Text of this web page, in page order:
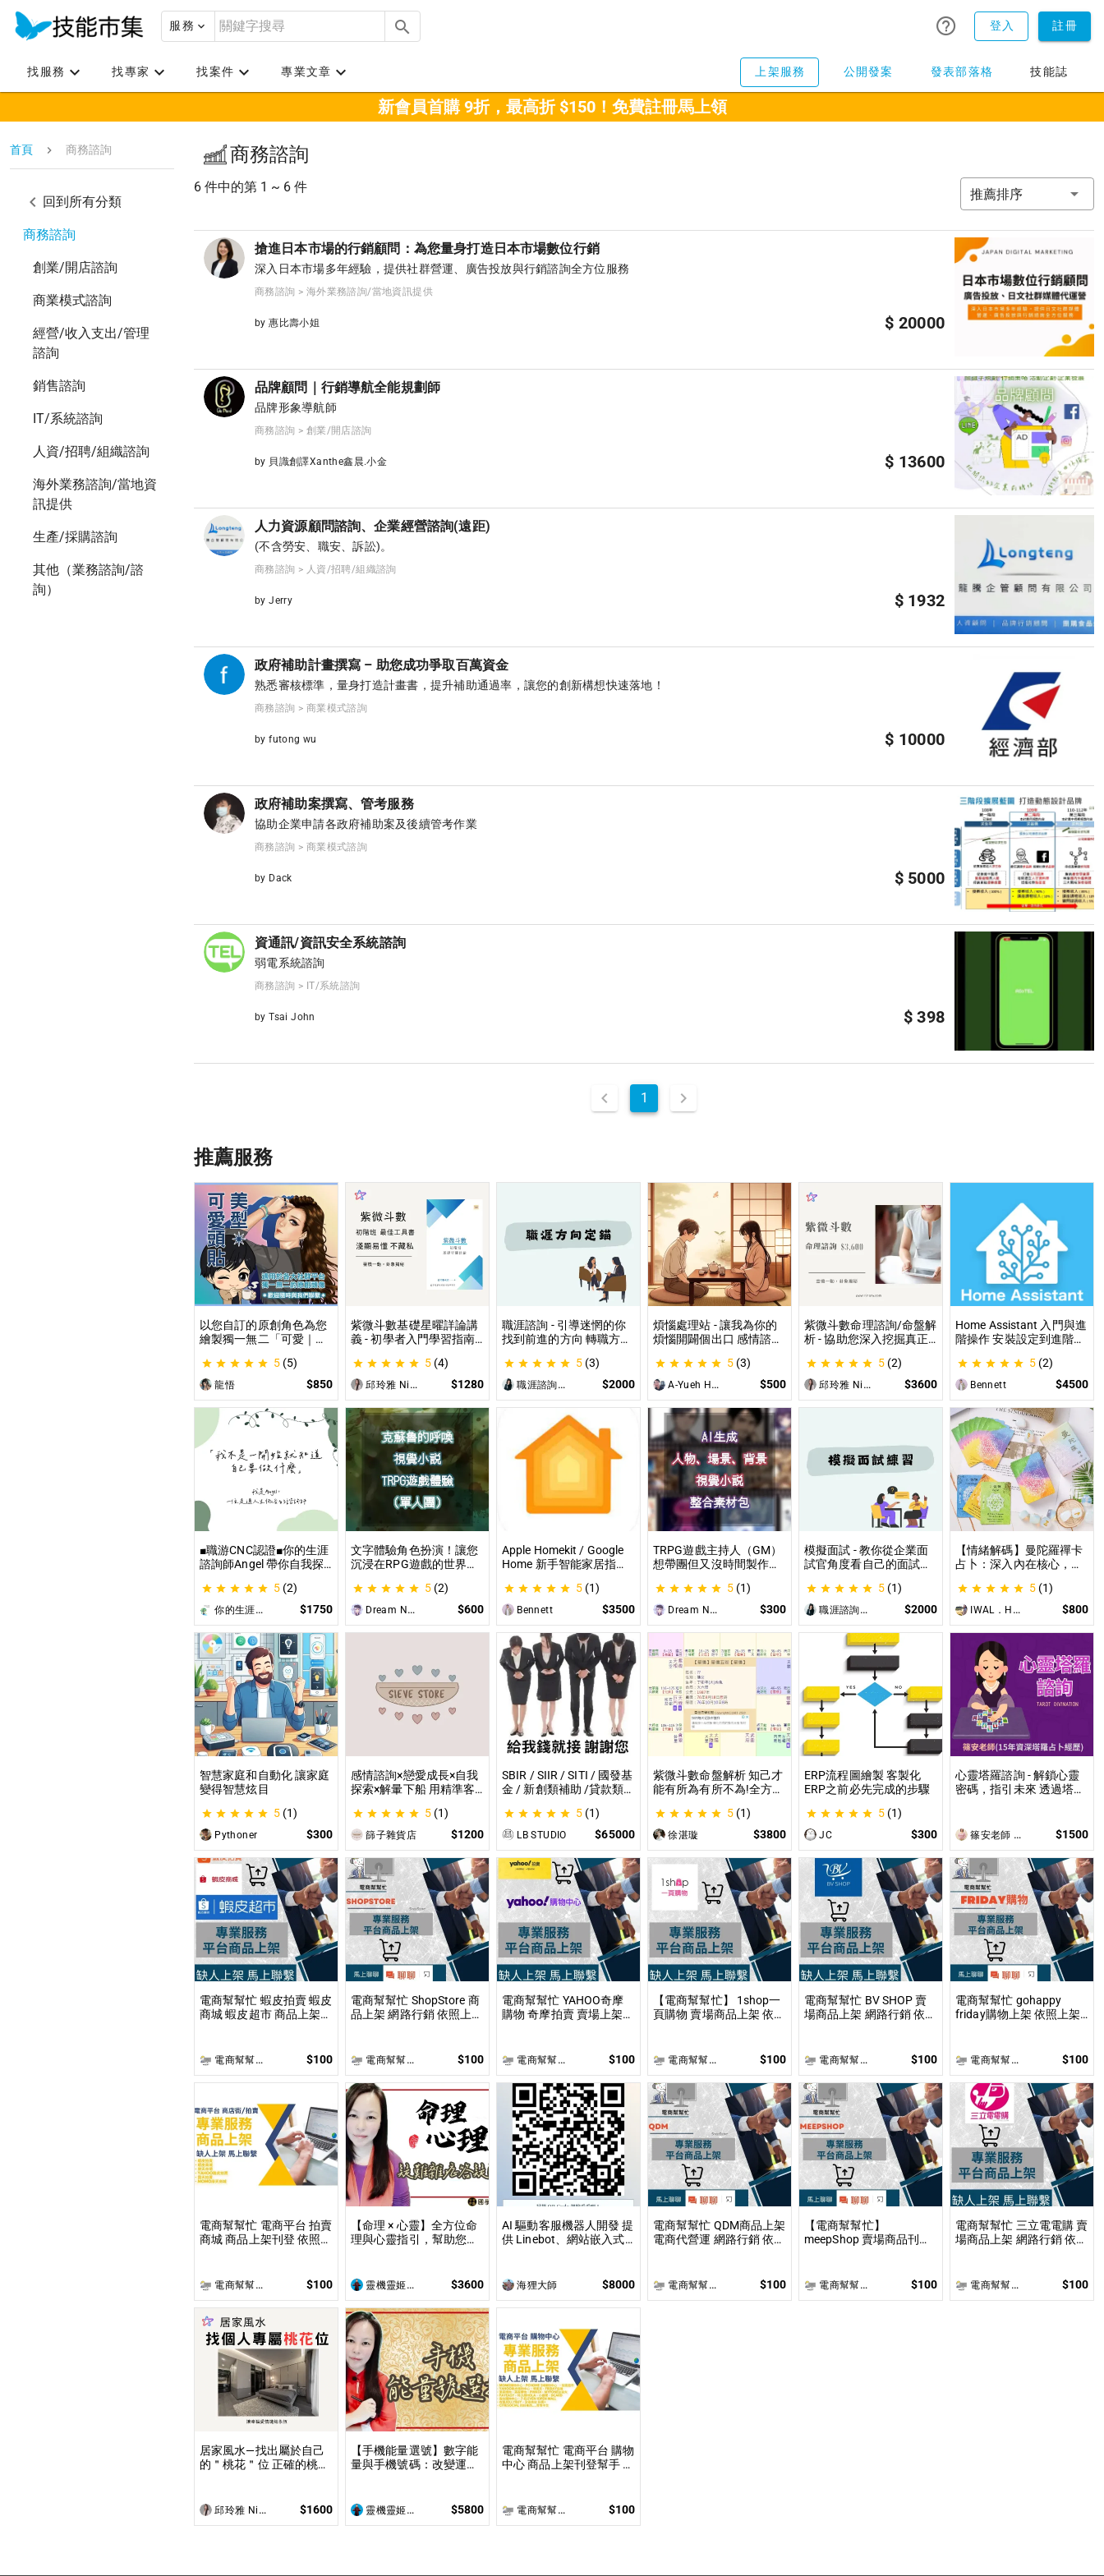
服務 登入 註冊
找服務 找專家 找案件 專業文章 上架服務 公開發案 發表部落格 技能誌
新會員首購 9折，最高折 $150！免費註冊馬上領
首頁 商務諮詢
回到所有分類
商務諮詢
創業/開店諮詢
商業模式諮詢
經營/收入支出/管理
諮詢
銷售諮詢
IT/系統諮詢
人資/招聘/組織諮詢
海外業務諮詢/當地資
訊提供
生產/採購諮詢
其他（業務諮詢/諮
詢）
商務諮詢
6 件中的第 1 ~ 6 件 推薦排序
搶進日本市場的行銷顧問：為您量身打造日本市場數位行銷
深入日本市場多年經驗，提供社群營運、廣告投放與行銷諮詢全方位服務
商務諮詢 > 海外業務諮詢/當地資訊提供
by 惠比壽小姐 $ 20000
品牌顧問｜行銷導航全能規劃師
品牌形象導航師
商務諮詢 > 創業/開店諮詢
by 貝識創譯Xanthe鑫晨.小金 $ 13600
人力資源顧問諮詢、企業經營諮詢(遠距)
(不含勞安、職安、訴訟)。
商務諮詢 > 人資/招聘/組織諮詢
by Jerry $ 1932
政府補助計畫撰寫 – 助您成功爭取百萬資金
熟悉審核標準，量身打造計畫書，提升補助通過率，讓您的創新構想快速落地！
商務諮詢 > 商業模式諮詢
by futong wu $ 10000
政府補助案撰寫、管考服務
協助企業申請各政府補助案及後續管考作業
商務諮詢 > 商業模式諮詢
by Dack $ 5000
資通訊/資訊安全系統諮詢
弱電系統諮詢
商務諮詢 > IT/系統諮詢
by Tsai John $ 398
1
推薦服務
以您自訂的原創角色為您
繪製獨一無二「可愛｜美
業繪師將繪製1張可自行
指定「表情」和「動作」
的理想頭貼！
5 (5)
龍悟 $850
紫微斗數基礎星曜詳論講
義 - 初學者入門學習指南
道自己的命宮？初學者自
學最佳工具書，淺顯易懂
不藏私！
5 (4)
邱玲雅 Nina $1280
職涯諮詢 - 引導迷惘的你
找到前進的方向 轉職方向
職場問題、offer選擇評估
5 (3)
職涯諮詢師 阿紫 $2000
煩惱處理站 - 讓我為你的
煩惱開闢個出口 感情諮
惱、內心的煩惱各方面都
可以談
5 (3)
A-Yueh Huang $500
紫微斗數命理諮詢/命盤解
析 - 協助您深入挖掘真正
讓我們的努力更有價值 活
出璀璨一生
5 (2)
邱玲雅 Nina $3600
Home Assistant 入門與進
階操作 安裝設定到進階自
答，打造專屬的智能家居
5 (2)
Bennett $4500
■職游CNC認證■你的生涯
諮詢師Angel 帶你自我探
索&職涯諮詢 | 🌳心理所碩
士 生涯諮詢師 Angel 為你
服務😊
5 (2)
你的生涯導航諮詢師Angel $1750
文字體驗角色扮演！讓您
沉浸在RPG遊戲的世界！
喚（單人團）！ 這是一個
為想體驗桌上型角色扮演
遊戲（TRPG）的玩家所
開設的體驗項目。
5 (2)
Dream Night Butterfly $600
Apple Homekit / Google
Home 新手智能家居指
從生態系選擇到設備挑
選，專家在線解答，輕鬆
打造理想的智慧生活
5 (1)
Bennett $3500
TRPG遊戲主持人（GM）
想帶團但又沒時間製作素
理吧！ 這是為使用
CCFOLIA的TRPG主持人
（GM）們所開設的項
目，主要是為了讓主持人
能少準備一些東西。
5 (1)
Dream Night Butterfly $300
模擬面試 - 教你從企業面
試官角度看自己的面試表
學、目標職缺討論
5 (1)
職涯諮詢師 阿紫 $2000
【情緒解碼】曼陀羅禪卡
占卜：深入內在核心，為
只占卜，更解決問題｜曼
陀羅禪卡情緒解析，打破
人生卡關循環
5 (1)
IWAL．HANI $800
智慧家庭和自動化 讓家庭
變得智慧炫目
5 (1)
Pythoner $300
感情諮詢×戀愛成長×自我
探索×解暈下船 用精準客
｜給予最真實的建議
5 (1)
篩子雜貨店 $1200
SBIR / SIIR / SITI / 國發基
金 / 新創類補助 /貸款類
SIIR / SITI / 國發基金 / 新
創類補助 /貸款類計畫等
企劃書撰寫
5 (1)
LB STUDIO $65000
紫微斗數命盤解析 知己才
能有所為有所不為!全方位
5 (1)
徐湛璇 $3800
ERP流程圖繪製 客製化
ERP之前必先完成的步驟
5 (1)
JC $300
心靈塔羅諮詢 - 解鎖心靈
密碼，指引未來 透過塔羅
揭開人生的答案與無限可
能！
篠安老師 Angel Yang $1500
電商幫幫忙 蝦皮拍賣 蝦皮
商城 蝦皮超市 商品上架
電商幫幫忙(電商平台代營運/電商上架/運營策略/網路行銷) $100
電商幫幫忙 ShopStore 商
品上架 網路行銷 依照上架
電商幫幫忙(電商平台代營運/電商上架/運營策略/網路行銷) $100
電商幫幫忙 YAHOO奇摩
購物 奇摩拍賣 賣場上架
電商幫幫忙(電商平台代營運/電商上架/運營策略/網路行銷) $100
【電商幫幫忙】 1shop一
頁購物 賣場商品上架 依照
電商幫幫忙(電商平台代營運/電商上架/運營策略/網路行銷) $100
電商幫幫忙 BV SHOP 賣
場商品上架 網路行銷 依照
電商幫幫忙(電商平台代營運/電商上架/運營策略/網路行銷) $100
電商幫幫忙 gohappy
friday購物上架 依照上架
電商幫幫忙(電商平台代營運/電商上架/運營策略/網路行銷) $100
電商幫幫忙 電商平台 拍賣
商城 商品上架刊登 依照上
電商幫幫忙(電商平台代營運/電商上架/運營策略/網路行銷) $100
【命理 × 心靈】全方位命
理與心靈指引，幫助您達
限於命理解讀，還涉及心
理、靈性的整合
靈機靈姬傳統文化學院 $3600
AI 驅動客服機器人開發 提
供 Linebot、網站嵌入式
海狸大師 $8000
電商幫幫忙 QDM商品上架
電商代營運 網路行銷 依照
電商幫幫忙(電商平台代營運/電商上架/運營策略/網路行銷) $100
【電商幫幫忙】
meepShop 賣場商品刊登
作 電商幫幫忙(電商平台代營運/電商上架/運營策略/網路行銷) $100
電商幫幫忙 三立電電購 賣
場商品上架 網路行銷 依照
電商幫幫忙(電商平台代營運/電商上架/運營策略/網路行銷) $100
居家風水—找出屬於自己
的＂桃花＂位 正確的桃花
和諧及友誼的增進！
邱玲雅 Nina $1600
【手機能量選號】數字能
量與手機號碼：改變運勢
靈機靈姬傳統文化學院 $5800
電商幫幫忙 電商平台 購物
中心 商品上架刊登幫手 依
電商幫幫忙(電商平台代營運/電商上架/運營策略/網路行銷) $100